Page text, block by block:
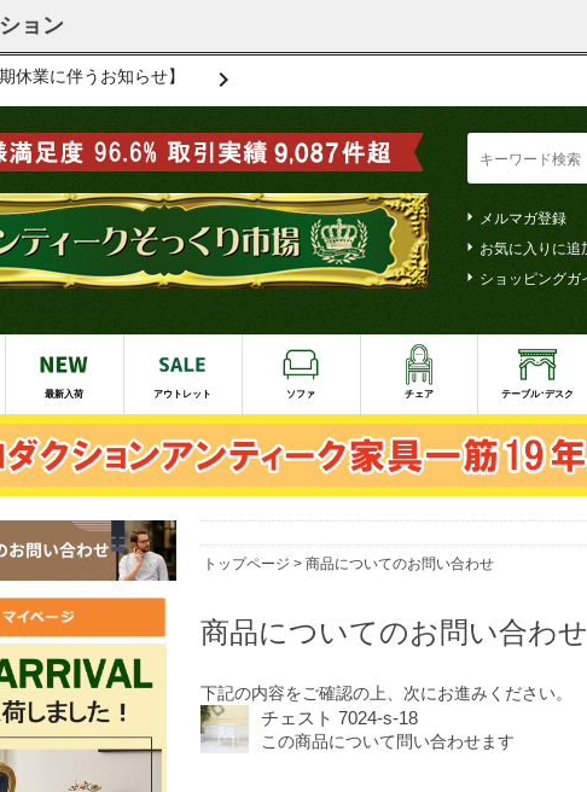
トップページ > 商品についてのお問い合わせ
商品についてのお問い合わせ
下記の内容をご確認の上、次にお進みください。
チェスト 7024-s-18
この商品について問い合わせます